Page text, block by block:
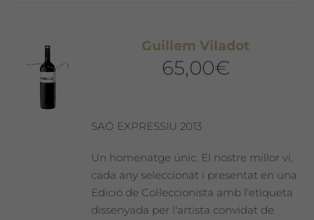
Guillem Viladot
65,00€
SAÓ EXPRESSIU 2013
Un homenatge únic. El nostre millor vi,
cada any seleccionat i presentat en una
Edició de Col·leccionista amb l'etiqueta
dissenyada per l'artista convidat de